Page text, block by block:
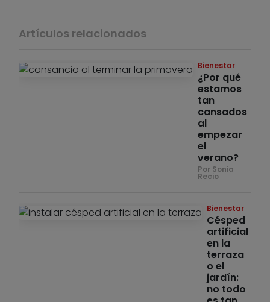
Artículos relacionados
Bienestar
¿Por qué
estamos
tan
cansados
al
empezar
el
verano?
Por Sonia
Recio
Bienestar
Césped
artificial
en la
terraza
o el
jardín:
no todo